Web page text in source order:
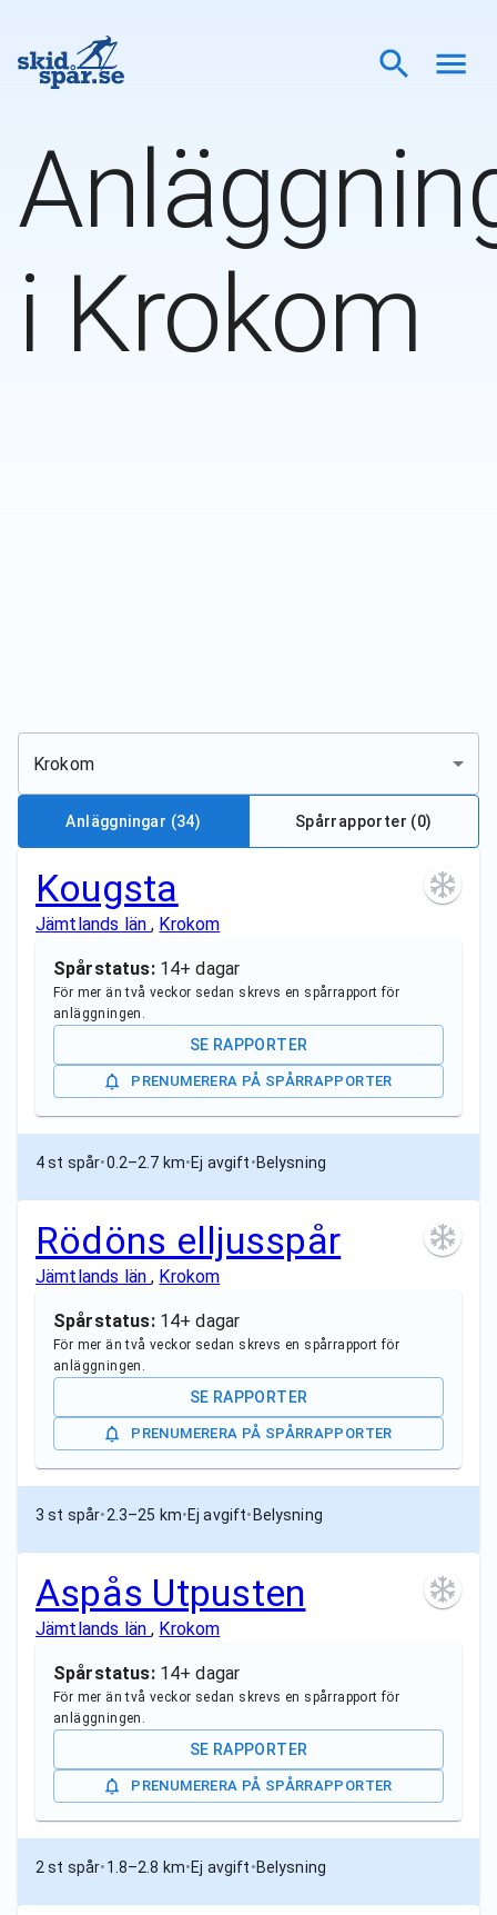
i Krokom
Krokom
Anläggningar (34) Spårrapporter (0)
Kougsta
Jämtlands län, Krokom
Spårstatus: 14+ dagar
För mer än två veckor sedan skrevs en spårrapport för
anläggningen.
SE RAPPORTER
PRENUMERERA PÅ SPÅRRAPPORTER
4 st spår•0.2–2.7 km•Ej avgift•Belysning
Rödöns elljusspår
Jämtlands län, Krokom
Spårstatus: 14+ dagar
För mer än två veckor sedan skrevs en spårrapport för
anläggningen.
SE RAPPORTER
PRENUMERERA PÅ SPÅRRAPPORTER
3 st spår•2.3–25 km•Ej avgift• Belysning
Aspås Utpusten
Jämtlands län, Krokom
Spårstatus: 14+ dagar
För mer än två veckor sedan skrevs en spårrapport för
anläggningen.
SE RAPPORTER
PRENUMERERA PÅ SPÅRRAPPORTER
2 st spår•1.8–2.8 km•Ej avgift•Belysning